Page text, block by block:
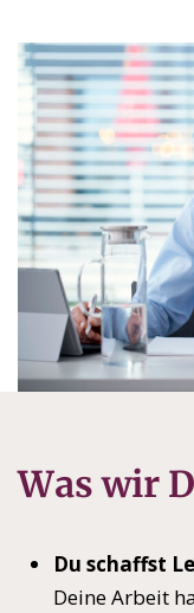
Was wir
Du schaffst
Deine Arbeit